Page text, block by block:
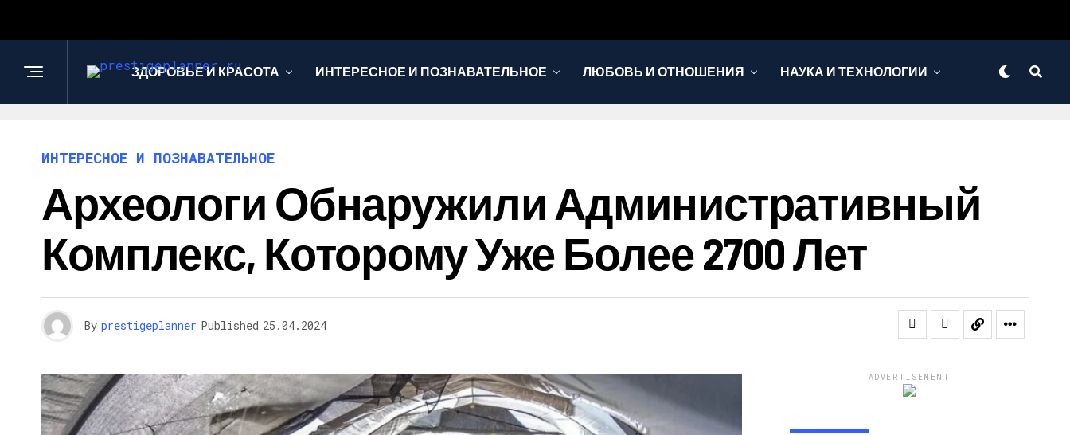
ЗДОРОВЬЕ И КРАСОТА ИНТЕРЕСНОЕ И ПОЗНАВАТЕЛЬНОЕ ЛЮБОВЬ И ОТНОШЕНИЯ НАУКА И ТЕХНОЛОГИИ
ИНТЕРЕСНОЕ И ПОЗНАВАТЕЛЬНОЕ
Археологи Обнаружили Административный
Комплекс, Которому Уже Более 2700 Лет
By prestigeplanner Published 25.04.2024
ADVERTISEMENT